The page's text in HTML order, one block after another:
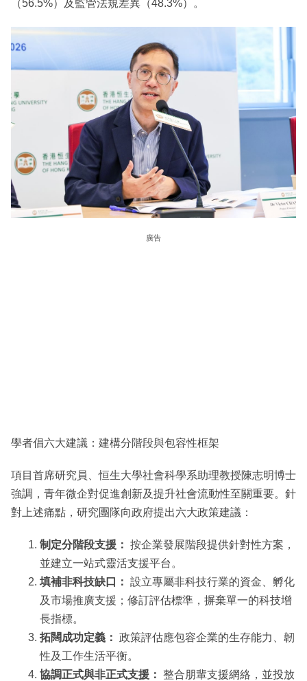
（56.5%）及監管法規差異（48.3%）。
廣告
學者倡六大建議：建構分階段與包容性框架
項目首席研究員、恒生大學社會科學系助理教授陳志明博士
強調，青年微企對促進創新及提升社會流動性至關重要。針
對上述痛點，研究團隊向政府提出六大政策建議：
制定分階段支援： 按企業發展階段提供針對性方案，
並建立一站式靈活支援平台。
填補非科技缺口： 設立專屬非科技行業的資金、孵化
及市場推廣支援；修訂評估標準，摒棄單一的科技增
長指標。
拓闊成功定義： 政策評估應包容企業的生存能力、韌
性及工作生活平衡。
協調正式與非正式支援： 整合朋輩支援網絡，並投放